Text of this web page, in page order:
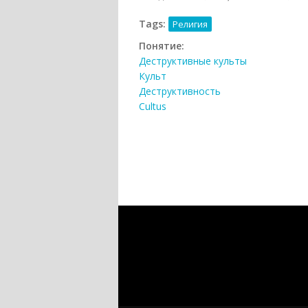
Tags: Религия
Понятие:
Деструктивные культы
Культ
Деструктивность
Cultus